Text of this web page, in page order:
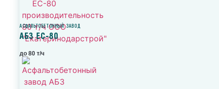
АСФАЛЬТОБЕТОННЫЙ ЗАВОД
АБЗ ЕС-80
до 80 т/ч